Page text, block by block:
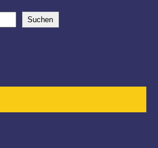
Suchen